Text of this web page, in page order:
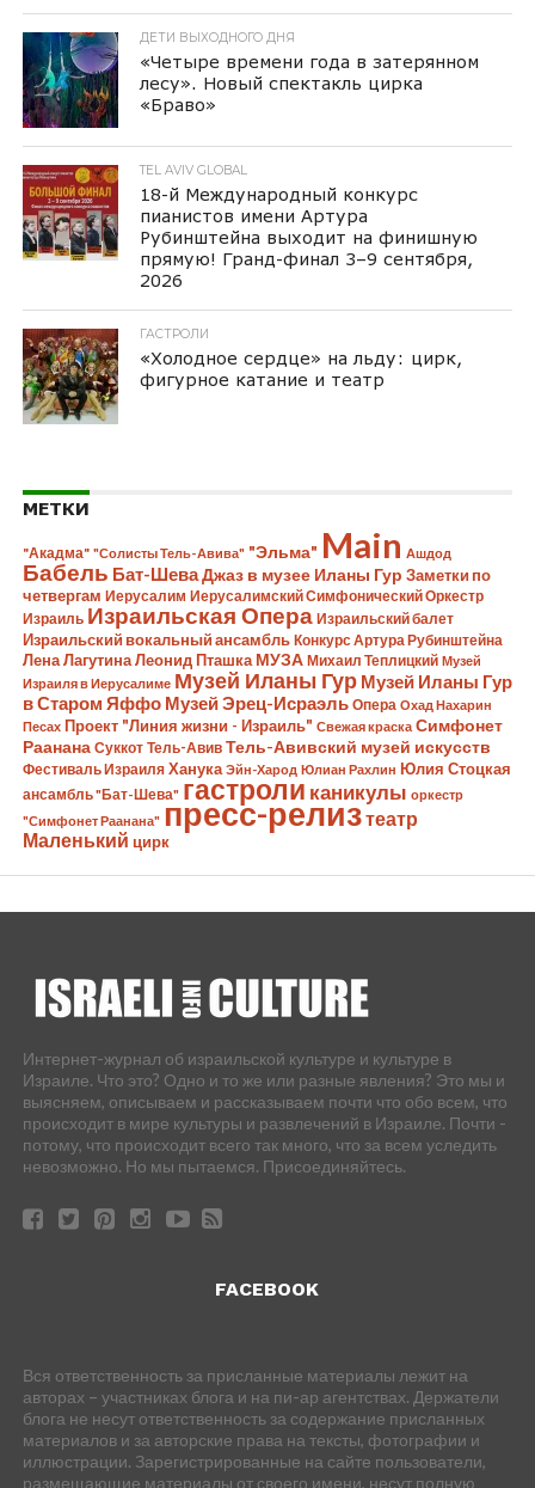
ДЕТИ ВЫХОДНОГО ДНЯ
«Четыре времени года в затерянном
лесу». Новый спектакль цирка
«Браво»
TEL AVIV GLOBAL
18-й Международный конкурс
пианистов имени Артура
Рубинштейна выходит на финишную
прямую! Гранд-финал 3–9 сентября,
2026
ГАСТРОЛИ
«Холодное сердце» на льду: цирк,
фигурное катание и театр
МЕТКИ
"Акадма" "Солисты Тель-Авива" "Эльма" Main Ашдод
Бабель Бат-ШеваДжаз в музее Иланы Гур Заметки по
четвергам Иерусалим Иерусалимский Симфонический Оркестр
Израиль Израильская Опера Израильский балет
Израильский вокальный ансамбль Конкурс Артура Рубинштейна
Лена Лагутина Леонид Пташка МУЗА Михаил Теплицкий Музей
Израиля в Иерусалиме Музей Иланы Гур Музей Иланы Гур
в Старом Яффо Музей Эрец-Исраэль Опера Охад Нахарин
Песах Проект "Линия жизни - Израиль" Свежая краска Симфонет
Раанана Суккот Тель-Авив Тель-Авивский музей искусств
Фестиваль Израиля Ханука Эйн-Харод Юлиан Рахлин Юлия Стоцкая
ансамбль "Бат-Шева" гастроли каникулы оркестр
"Симфонет Раанана" пресс-релизтеатр
Маленький цирк
Интернет-журнал об израильской культуре и культуре в
Израиле. Что это? Одно и то же или разные явления? Это мы и
выясняем, описываем и рассказываем почти что обо всем, что
происходит в мире культуры и развлечений в Израиле. Почти -
потому, что происходит всего так много, что за всем уследить
невозможно. Но мы пытаемся. Присоединяйтесь.
FACEBOOK
Вся ответственность за присланные материалы лежит на
авторах – участниках блога и на пи-ар агентствах. Держатели
блога не несут ответственность за содержание присланных
материалов и за авторские права на тексты, фотографии и
иллюстрации. Зарегистрированные на сайте пользователи,
размещающие материалы от своего имени, несут полную